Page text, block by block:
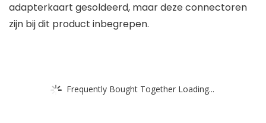
adapterkaart gesoldeerd, maar deze connectoren
zijn bij dit product inbegrepen.
Frequently Bought Together Loading...